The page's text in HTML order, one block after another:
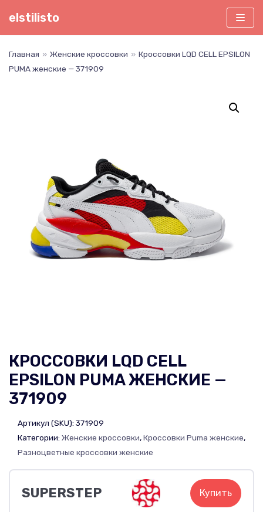
Перейти
elstilisto
Главная » Женские кроссовки » Кроссовки LQD CELL EPSILON
PUMA женские — 371909
КРОССОВКИ LQD CELL
EPSILON PUMA ЖЕНСКИЕ —
371909
Артикул (SKU): 371909
Категории: Женские кроссовки,Кроссовки Puma женские,
Разноцветные кроссовки женские
SUPERSTEP Купить